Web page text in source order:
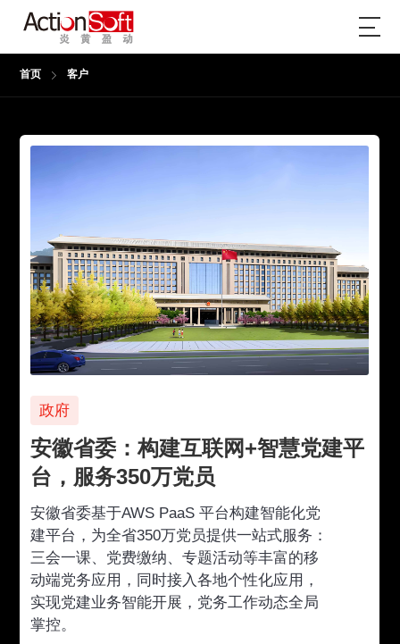
首页 客户
政府
安徽省委：构建互联网+智慧党建平
台，服务350万党员
安徽省委基于AWS PaaS 平台构建智能化党
建平台，为全省350万党员提供一站式服务：
三会一课、党费缴纳、专题活动等丰富的移
动端党务应用，同时接入各地个性化应用，
实现党建业务智能开展，党务工作动态全局
掌控。